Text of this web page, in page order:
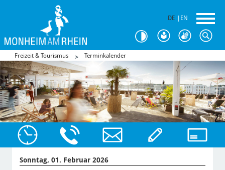
DE EN
Freizeit & Tourismus Terminkalender
Sonntag, 01. Februar 2026